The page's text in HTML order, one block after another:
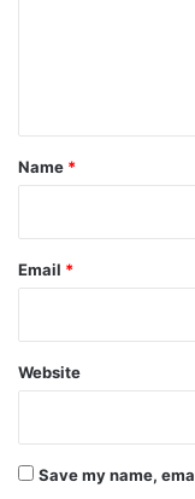
*
Name *
Email *
Website
Save my name,